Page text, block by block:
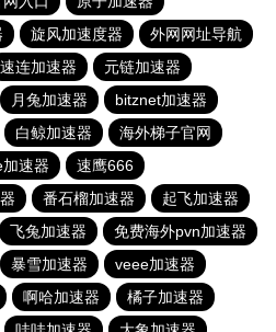
旋风加速度器
外网网址导航
速连加速器
元链加速器
月兔加速器
bitznet加速器
白鲸加速器
海外梯子官网
速器
速鹰666
番石榴加速器
起飞加速器
飞兔加速器
免费海外pvn加速器
暴雪加速器
veee加速器
啊哈加速器
橘子加速器